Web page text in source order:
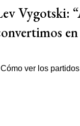
Vygotski: